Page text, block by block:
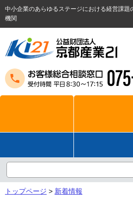
中小企業のあらゆるステージにおける経営課題
機関
トップページ > 新着情報